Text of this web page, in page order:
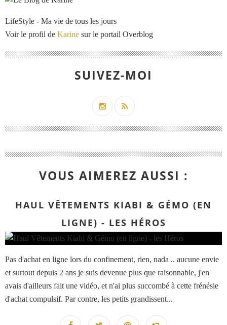
LifeStyle - Ma vie de tous les jours
Voir le profil de Karine sur le portail Overblog
SUIVEZ-MOI
VOUS AIMEREZ AUSSI :
HAUL VÊTEMENTS KIABI & GÉMO (EN
LIGNE) - LES HÉROS
Pas d'achat en ligne lors du confinement, rien, nada .. aucune envie
et surtout depuis 2 ans je suis devenue plus que raisonnable, j'en
avais d'ailleurs fait une vidéo, et n'ai plus succombé à cette frénésie
d'achat compulsif. Par contre, les petits grandissent...